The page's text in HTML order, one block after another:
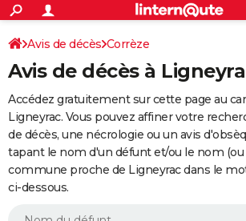
ACTUALITÉS
Politique
Société
Faits Divers
Education
Monde
Villes
+
SPORT
Coupe du monde 2026
Football
Tennis
Cyclisme
Rugby
Forum
Programme TV
TNTStreaming
Cinéma
Sorties cinéma
Musique
+FINANCE
Retraite
Epargne
Immobilier
Risques naturels par ville
Assurance
AUTO
Essais
Réserver un essai
Citadines
Berlines
SUV
Forum auto
+HIGH-TECH
BRICOLAGE
Avis de décès Corrèze
Avis de décès à
Accédez gratuitement sur cette page au
Ligneyrac. Vous pouvez affiner votre
de décès, une nécrologie ou un avis
tapant le nom d'un défunt et/ou le nom (ou
commune proche de Ligneyrac dans le
ci-dessous.